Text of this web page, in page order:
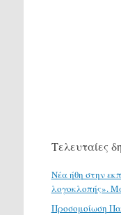
Τελευταίες
Νέα ήθη στην
λογοκλοπής».
Προσομοίωση